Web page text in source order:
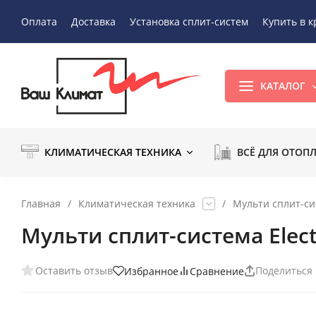
Оплата Доставка Установка сплит-систем Купить в
КАТАЛОГ
КЛИМАТИЧЕСКАЯ ТЕХНИКА ВСЁ ДЛЯ
Главная / Климатическая техника / Мульти сплит-
Мульти сплит-система
Оставить отзыв Избранное Сравнение Поделиться